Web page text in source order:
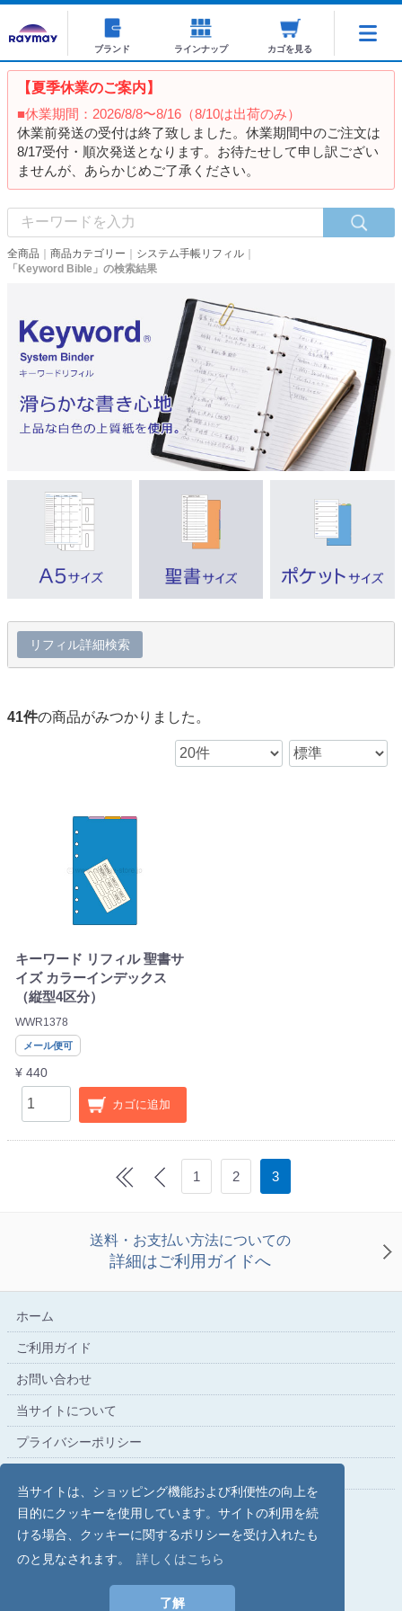
当サイトは、ショッピング機能および利便性の向上を
目的にクッキーを使用しています。サイトの利用を続
ける場合、クッキーに関するポリシーを受け入れたも
のと見なされます。
詳しくはこちら
了解
ブランド ラインナップ カゴを見る
【夏季休業のご案内】
■休業期間：2026/8/8〜8/16（8/10は出荷のみ）
休業前発送の受付は終了致しました。休業期間中のご注文は
8/17受付・順次発送となります。お待たせして申し訳ござい
ませんが、あらかじめご了承ください。
全商品 商品カテゴリー
システム手帳リフィル
「Keyword Bible」の検索結果
リフィル詳細検索
41件の商品がみつかりました。
キーワード リフィル 聖書サ
イズ カラーインデックス
（縦型4区分）
WWR1378
メール便可
¥ 440
カゴに追加
1 2 3
送料・お支払い方法についての
詳細はご利用ガイドへ
ホーム
ご利用ガイド
お問い合わせ
当サイトについて
プライバシーポリシー
こだわり文具の専門店【文具スタイル】レイメイストア